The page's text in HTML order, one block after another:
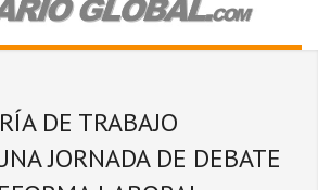
DE TRABAJO
JORNADA DE DEBATE